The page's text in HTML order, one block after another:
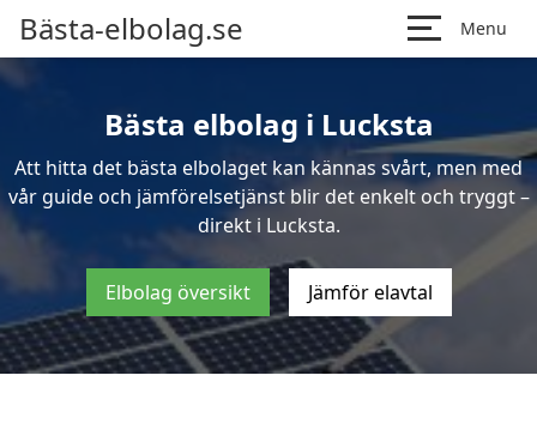
Bästa-elbolag.se Menu
Bästa elbolag i Lucksta
Att hitta det bästa elbolaget kan kännas svårt, men med
vår guide och jämförelsetjänst blir det enkelt och tryggt –
direkt i Lucksta.
Elbolag översikt Jämför elavtal